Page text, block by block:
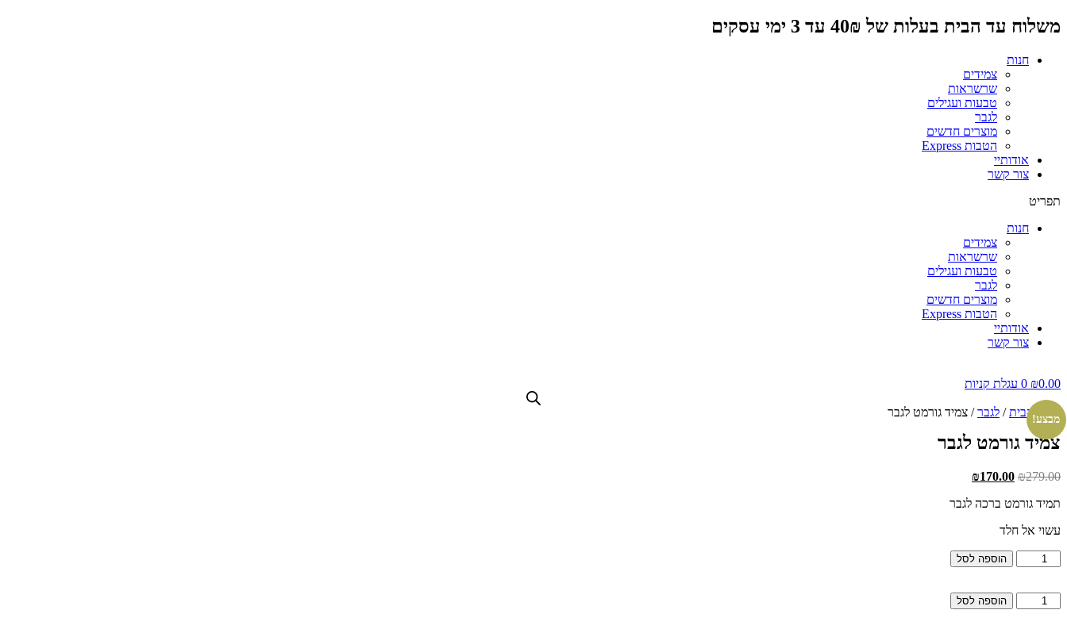
דלג
לתוכן
משלוח עד הבית בעלות של 40₪ עד 3 ימי עסקים
חנות
צמידים
שרשראות
טבעות ועגילים
לגבר
מוצרים חדשים
הטבות Express
אודותיי
צור קשר
תפריט
חנות
צמידים
שרשראות
טבעות ועגילים
לגבר
מוצרים חדשים
הטבות Express
אודותיי
צור קשר
₪0.00
0 עגלת קניות
עמוד הבית/ לגבר/ צמיד גורמט לגבר
צמיד גורמט לגבר
₪279.00
המחיר
היה:
₪170.00
הוא:
תמיד גורמט ברכה לגבר
עשוי אל חלד
כמות
של
גורמט
לגבר
הוספה לסל
כמות
של
הוספה לסל
מבצע!